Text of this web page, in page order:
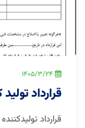
1405/3/24
قرارداد
قرارداد